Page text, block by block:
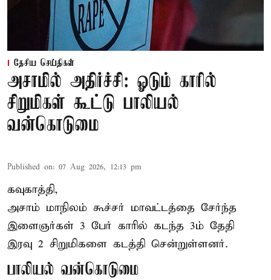
தேசிய செய்திகள்
அசாமில் அதிர்ச்சி: ஓடும் காரில்
சிறுமிகள் கூட்டு பாலியல்
வன்கொடுமை
Published on: 07 Aug 2026, 12:13 pm
கவுகாத்தி,
அசாம் மாநிலம் கூச்சர் மாவட்டத்தை சேர்ந்த
இளைஞர்கள் 3 பேர் காரில் கடந்த 3ம் தேதி
இரவு 2 சிறுமிகளை கடத்தி சென்றுள்ளனர்.
பாலியல் வன்கொடுமை